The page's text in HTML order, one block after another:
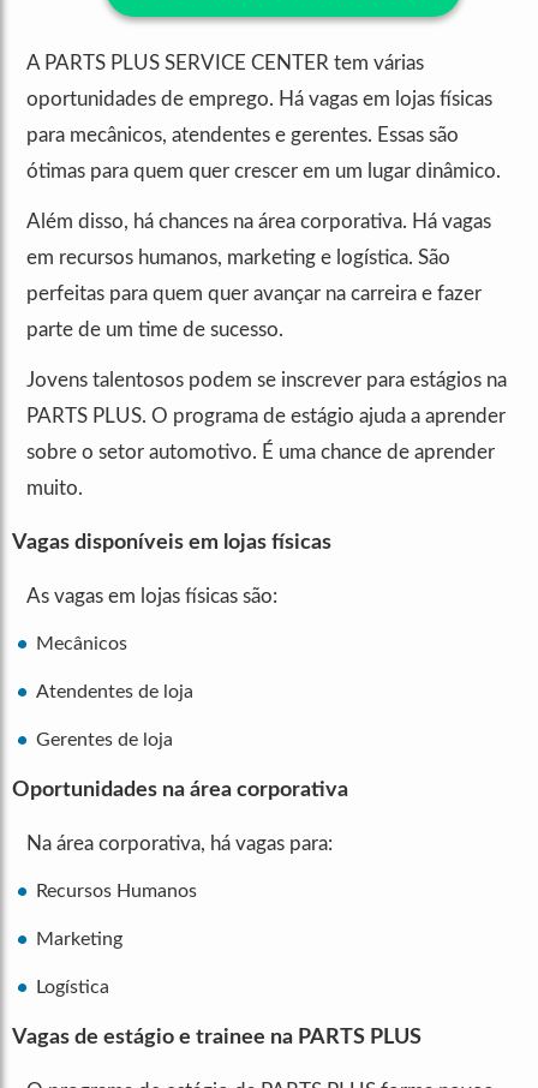
A PARTS PLUS SERVICE CENTER tem várias
oportunidades de emprego. Há vagas em lojas físicas
para mecânicos, atendentes e gerentes. Essas são
ótimas para quem quer crescer em um lugar dinâmico.
Além disso, há chances na área corporativa. Há vagas
em recursos humanos, marketing e logística. São
perfeitas para quem quer avançar na carreira e fazer
parte de um time de sucesso.
Jovens talentosos podem se inscrever para estágios na
PARTS PLUS. O programa de estágio ajuda a aprender
sobre o setor automotivo. É uma chance de aprender
muito.
Vagas disponíveis em lojas físicas
As vagas em lojas físicas são:
Mecânicos
Atendentes de loja
Gerentes de loja
Oportunidades na área corporativa
Na área corporativa, há vagas para:
Recursos Humanos
Marketing
Logística
Vagas de estágio e trainee na PARTS PLUS